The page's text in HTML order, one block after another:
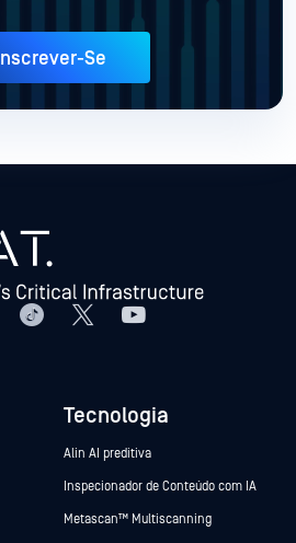
Inscrever-Se
Tecnologia
Alin AI preditiva
Inspecionador de Conteúdo com IA
Metascan™ Multiscanning